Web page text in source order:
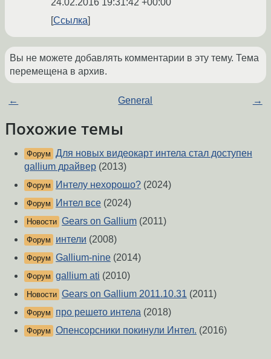
24.02.2016 19:31:42 +00:00
Ссылка
Вы не можете добавлять комментарии в эту тему. Тема
перемещена в архив.
← General →
Похожие темы
Форум Для новых видеокарт интела стал доступен
gallium драйвер (2013)
Форум Интелу нехорошо? (2024)
Форум Интел все (2024)
Новости Gears on Gallium (2011)
Форум интели (2008)
Форум Gallium-nine (2014)
Форум gallium ati (2010)
Новости Gears on Gallium 2011.10.31 (2011)
Форум про решето интела (2018)
Форум Опенсорсники покинули Интел. (2016)